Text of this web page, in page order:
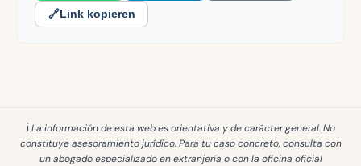
🔗Link kopieren
ℹ️ La información de esta web esorientativa y de carácter general. No
constituye asesoramiento jurídico. Para tu caso concreto, consulta con
un abogado especializado en extranjería o con la oficina oficial